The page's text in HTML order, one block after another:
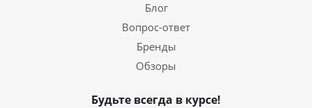
Блог
Вопрос-ответ
Бренды
Обзоры
Будьте всегда в курсе!